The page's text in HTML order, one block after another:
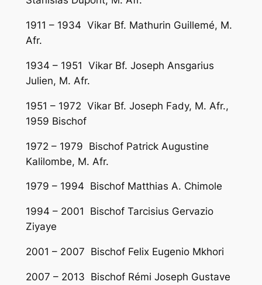
1911 – 1934 Vikar Bf. Mathurin Guillemé, M.
Afr.
1934 – 1951 Vikar Bf. Joseph Ansgarius
Julien, M. Afr.
1951 – 1972 Vikar Bf. Joseph Fady, M. Afr.,
1959 Bischof
1972 – 1979 Bischof Patrick Augustine
Kalilombe, M. Afr.
1979 – 1994 Bischof Matthias A. Chimole
1994 – 2001 Bischof Tarcisius Gervazio
Ziyaye
2001 – 2007 Bischof Felix Eugenio Mkhori
2007 – 2013 Bischof Rémi Joseph Gustave